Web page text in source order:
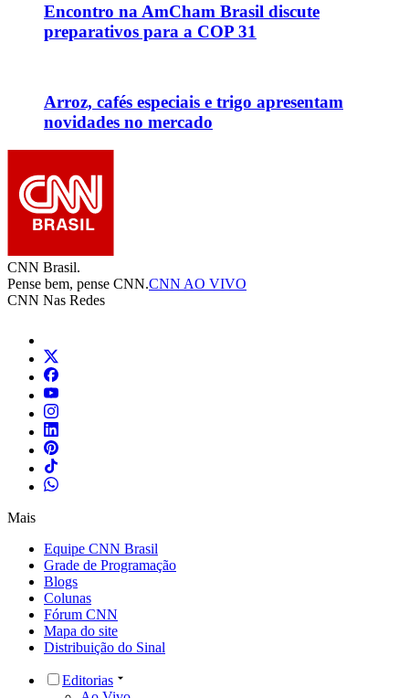
Encontro na AmCham Brasil discute
preparativos para a COP 31
Arroz, cafés especiais e trigo apresentam
novidades no mercado
CNN Brasil.
Pense bem, pense CNN.CNN AO VIVO
CNN Nas Redes
Mais
Equipe CNN Brasil
Grade de Programação
Blogs
Colunas
Fórum CNN
Mapa do site
Distribuição do Sinal
Editorias